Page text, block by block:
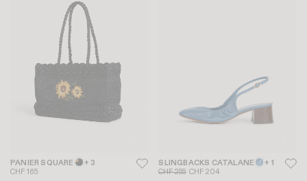
PANIER SQUARE + 3
CHF 165
SLINGBACKS CATALANE + 1
CHF 255 CHF 204